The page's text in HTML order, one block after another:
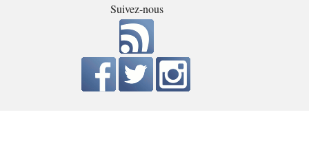
Suivez-nous